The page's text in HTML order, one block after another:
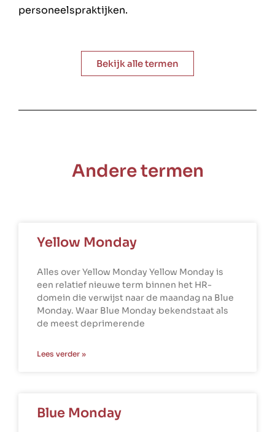
personeelspraktijken.
Bekijk alle termen
Andere termen
Yellow Monday
Alles over Yellow Monday Yellow Monday is
een relatief nieuwe term binnen het HR-
domein die verwijst naar de maandag na Blue
Monday. Waar Blue Monday bekendstaat als
de meest deprimerende
Lees verder »
Blue Monday